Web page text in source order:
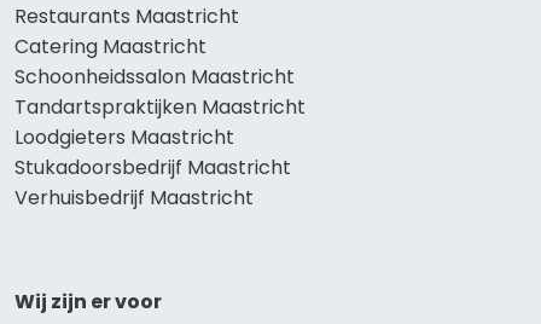
Restaurants Maastricht
Catering Maastricht
Schoonheidssalon Maastricht
Tandartspraktijken Maastricht
Loodgieters Maastricht
Stukadoorsbedrijf Maastricht
Verhuisbedrijf Maastricht
Wij zijn er voor